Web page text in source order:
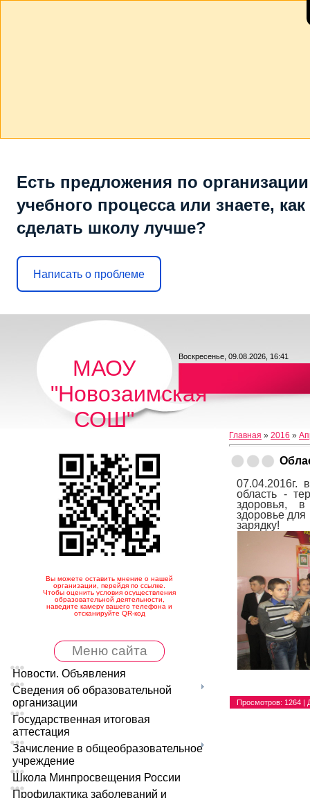
Есть предложения по организации
учебного процесса или знаете, как
сделать школу лучше?
Написать о проблеме
МАОУ
"Новозаимская
СОШ"
Воскресенье, 09.08.2026, 16:41
Вы можете оставить мнение о нашей
организации, перейдя по ссылке.
Чтобы оценить условия осуществления
образовательной деятельности,
наведите камеру вашего телефона и
отсканируйте QR-код
Меню сайта
Новости. Объявления
Сведения об образовательной
организации
Государственная итоговая
аттестация
Зачисление в общеобразовательное
учреждение
Школа Минпросвещения России
Профилактика заболеваний и
Главная » 2016 »
07.04.2016г.
область -
здоровья,
в
здоровье для
зарядку!
Просмотров: 1264 |